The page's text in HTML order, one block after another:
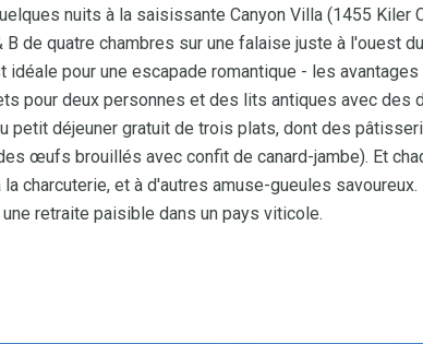
nuits à la saisissante Canyon Villa (1455 Kiler
de quatre chambres sur une falaise juste à l'ouest
idéale pour une escapade romantique - les
pour deux personnes et des lits antiques avec des
petit déjeuner gratuit de trois plats, dont des
œufs brouillés avec confit de canard-jambe). Et
charcuterie, et à d'autres amuse-gueules
retraite paisible dans un pays viticole.